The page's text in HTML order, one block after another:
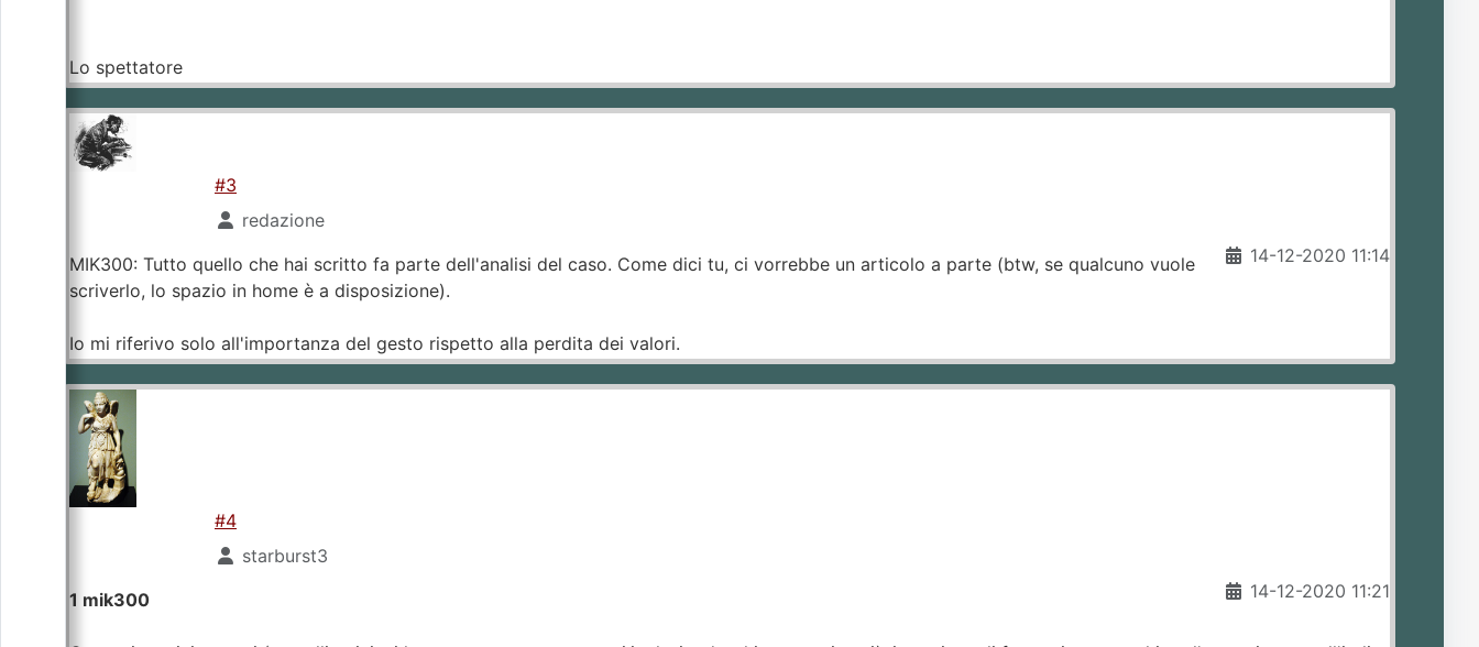
Lo spettatore
#3
redazione
14-12-2020 11:14
MIK300: Tutto quello che hai scritto fa parte dell'analisi del caso. Come dici tu, ci vorrebbe un articolo a parte (btw, se qualcuno vuole
scriverlo, lo spazio in home è a disposizione).
Io mi riferivo solo all'importanza del gesto rispetto alla perdita dei valori.
#4
starburst3
14-12-2020 11:21
1 mik300